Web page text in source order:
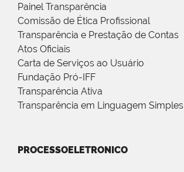
Painel Transparência
Comissão de Ética Profissional
Transparência e Prestação de Contas
Atos Oficiais
Carta de Serviços ao Usuário
Fundação Pró-IFF
Transparência Ativa
Transparência em Linguagem Simples
PROCESSOELETRONICO